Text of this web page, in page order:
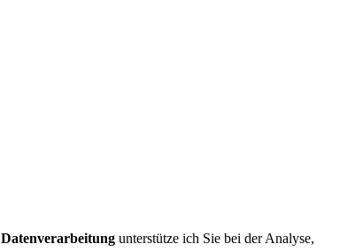
unterstütze ich Sie bei der Analyse,